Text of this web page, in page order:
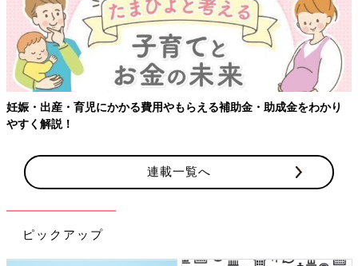
妊娠・出産・育児にかかる費用やもらえる補助金・助成金をわかり
やすく解説！
連載一覧へ
ピックアップ